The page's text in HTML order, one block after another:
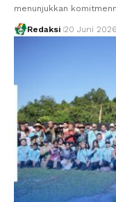
menunjukkan
Redaksi 20 Juni 2026